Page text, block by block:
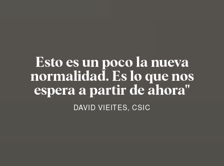
Esto es un poco la nueva
normalidad. Es lo que nos
espera a partir de ahora"
DAVID VIEITES, CSIC